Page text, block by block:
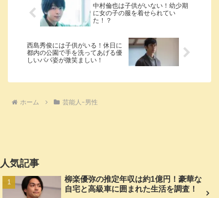
中村倫也は子供がいない！幼少期
に女の子の服を着せられてい
た！？
西島秀俊には子供がいる！休日に
都内の公園で手を洗ってあげる優
しいパパ姿が微笑ましい！
ホーム 芸能人ｰ男性
人気記事
柳楽優弥の推定年収は約1億円！豪華な
自宅と高級車に囲まれた生活を調査！